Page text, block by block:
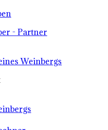
- Partner
Weinbergs